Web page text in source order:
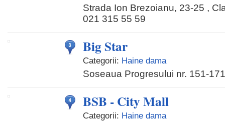
Strada Ion Brezoianu, 23-25 ,
021 315 55 59
Big Star
Categorii: Haine dama
Soseaua Progresului nr. 151-171
BSB - City Mall
Categorii: Haine dama